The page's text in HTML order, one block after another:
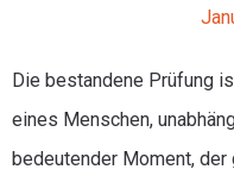
Die bestandene Prüfung
eines Menschen,
bedeutender Moment,